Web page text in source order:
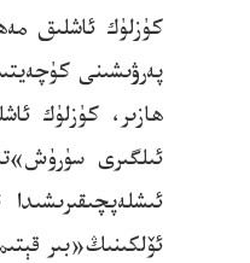
كۈزلۈك ئاشلىق
پەرۋىشىنى
ھازىر، كۈزلۈك
ئىلگىرى
ئۆلكىنىڭ«بىر